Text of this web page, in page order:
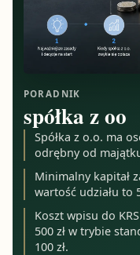
PORADNIK
spółka z oo
Spółka z o.o. ma
odrębny od
Minimalny kapitał
wartość udziału to
Koszt wpisu do
500 zł w trybie
100 zł.